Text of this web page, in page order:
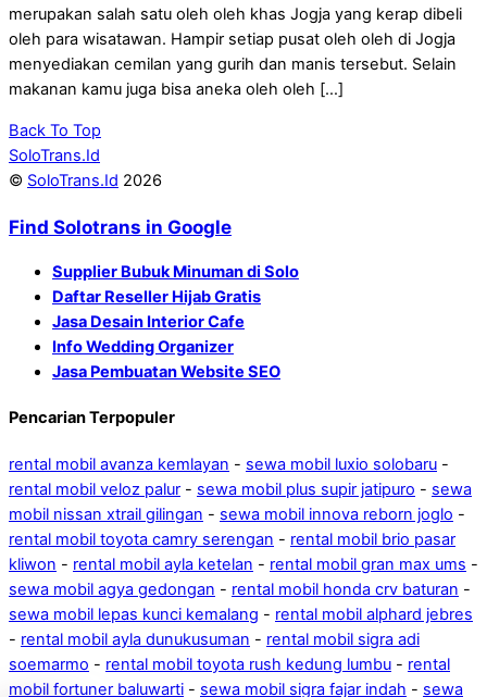
merupakan salah satu oleh oleh khas Jogja yang kerap dibeli
oleh para wisatawan. Hampir setiap pusat oleh oleh di Jogja
menyediakan cemilan yang gurih dan manis tersebut. Selain
makanan kamu juga bisa aneka oleh oleh […]
Back To Top
SoloTrans.Id
© SoloTrans.Id 2026
Find Solotrans in Google
Supplier Bubuk Minuman di Solo
Daftar Reseller Hijab Gratis
Jasa Desain Interior Cafe
Info Wedding Organizer
Jasa Pembuatan Website SEO
Pencarian Terpopuler
rental mobil avanza kemlayan - sewa mobil luxio solobaru -
rental mobil veloz palur - sewa mobil plus supir jatipuro - sewa
mobil nissan xtrail gilingan - sewa mobil innova reborn joglo -
rental mobil toyota camry serengan - rental mobil brio pasar
kliwon - rental mobil ayla ketelan - rental mobil gran max ums -
sewa mobil agya gedongan - rental mobil honda crv baturan -
sewa mobil lepas kunci kemalang - rental mobil alphard jebres
- rental mobil ayla dunukusuman - rental mobil sigra adi
soemarmo - rental mobil toyota rush kedung lumbu - rental
mobil fortuner baluwarti - sewa mobil sigra fajar indah - sewa